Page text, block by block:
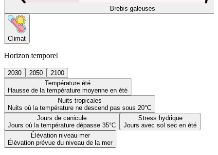
Brebis galeuses
Climat
Horizon temporel
2030 2050
2100
Température été
Hausse de la température moyenne en été
Nuits tropicales
Nuits où la température ne descend pas sous 20°C
Jours de canicule
Jours où la température dépasse 35°C
Stress hydrique
Jours avec sol sec en été
Élévation niveau mer
Élévation prévue du niveau de la mer